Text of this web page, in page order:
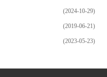
(2024-10-29)
(2019-06-21)
(2023-05-23)